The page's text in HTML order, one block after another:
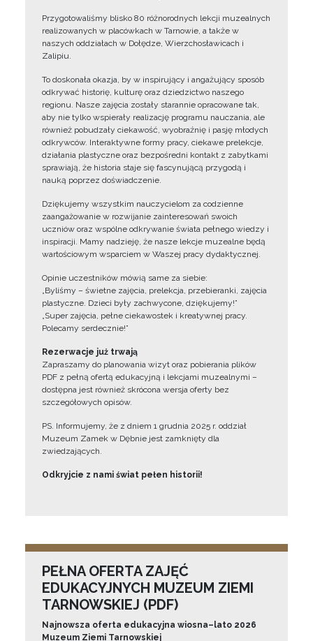
Przygotowaliśmy blisko 80 różnorodnych lekcji muzealnych
realizowanych w placówkach w Tarnowie, a także w
naszych oddziałach w Dołędze, Wierzchosławicach i
Zalipiu.
To doskonała okazja, by w inspirujący i angażujący sposób
odkrywać historię, kulturę oraz dziedzictwo naszego
regionu. Nasze zajęcia zostały starannie opracowane tak,
aby nie tylko wspierały realizację programu nauczania, ale
również pobudzały ciekawość, wyobraźnię i pasję młodych
odkrywców. Interaktywne formy pracy, ciekawe prelekcje,
działania plastyczne oraz bezpośredni kontakt z zabytkami
sprawiają, że historia staje się fascynującą przygodą i
nauką poprzez doświadczenie.
Dziękujemy wszystkim nauczycielom za codzienne
zaangażowanie w rozwijanie zainteresowań swoich
uczniów oraz wspólne odkrywanie świata pełnego wiedzy i
inspiracji. Mamy nadzieję, że nasze lekcje muzealne będą
wartościowym wsparciem w Waszej pracy dydaktycznej.
Opinie uczestników mówią same za siebie:
„Byliśmy – świetne zajęcia, prelekcja, przebieranki, zajęcia
plastyczne. Dzieci były zachwycone, dziękujemy!”
„Super zajęcia, pełne ciekawostek i kreatywnej pracy.
Polecamy serdecznie!”
Rezerwacje już trwają
Zapraszamy do planowania wizyt oraz pobierania plików
PDF z pełną ofertą edukacyjną i lekcjami muzealnymi –
dostępna jest również skrócona wersja oferty bez
szczegółowych opisów.
PS. Informujemy, że z dniem 1 grudnia 2025 r. oddział
Muzeum Zamek w Dębnie jest zamknięty dla
zwiedzających.
Odkryjcie z nami świat pełen historii!
PEŁNA OFERTA ZAJĘĆ
EDUKACYJNYCH MUZEUM ZIEMI
TARNOWSKIEJ (PDF)
Najnowsza oferta edukacyjna wiosna–lato 2026
Muzeum Ziemi Tarnowskiej